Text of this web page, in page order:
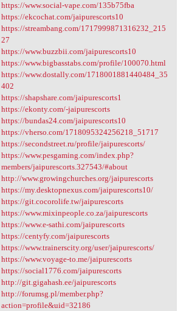
https://www.social-vape.com/135b75fba
https://ekcochat.com/jaipurescorts10
https://streambang.com/1717999871316232_215
27
https://www.buzzbii.com/jaipurescorts10
https://www.bigbasstabs.com/profile/100070.html
https://www.dostally.com/1718001881440484_35
402
https://shapshare.com/jaipurescorts1
https://ekonty.com/-jaipurescorts
https://bundas24.com/jaipurescorts10
https://vherso.com/1718095324256218_51717
https://secondstreet.ru/profile/jaipurescorts/
https://www.pesgaming.com/index.php?
members/jaipurescorts.327543/#about
http://www.growingchurches.org/jaipurescorts
https://my.desktopnexus.com/jaipurescorts10/
https://git.cocorolife.tw/jaipurescorts
https://www.mixinpeople.co.za/jaipurescorts
https://www.e-sathi.com/jaipurescorts
https://centyfy.com/jaipurescorts
https://www.trainerscity.org/user/jaipurescorts/
https://www.voyage-to.me/jaipurescorts
https://social1776.com/jaipurescorts
http://git.gigahash.ee/jaipurescorts
http://forumsg.pl/member.php?
action=profile&uid=32186